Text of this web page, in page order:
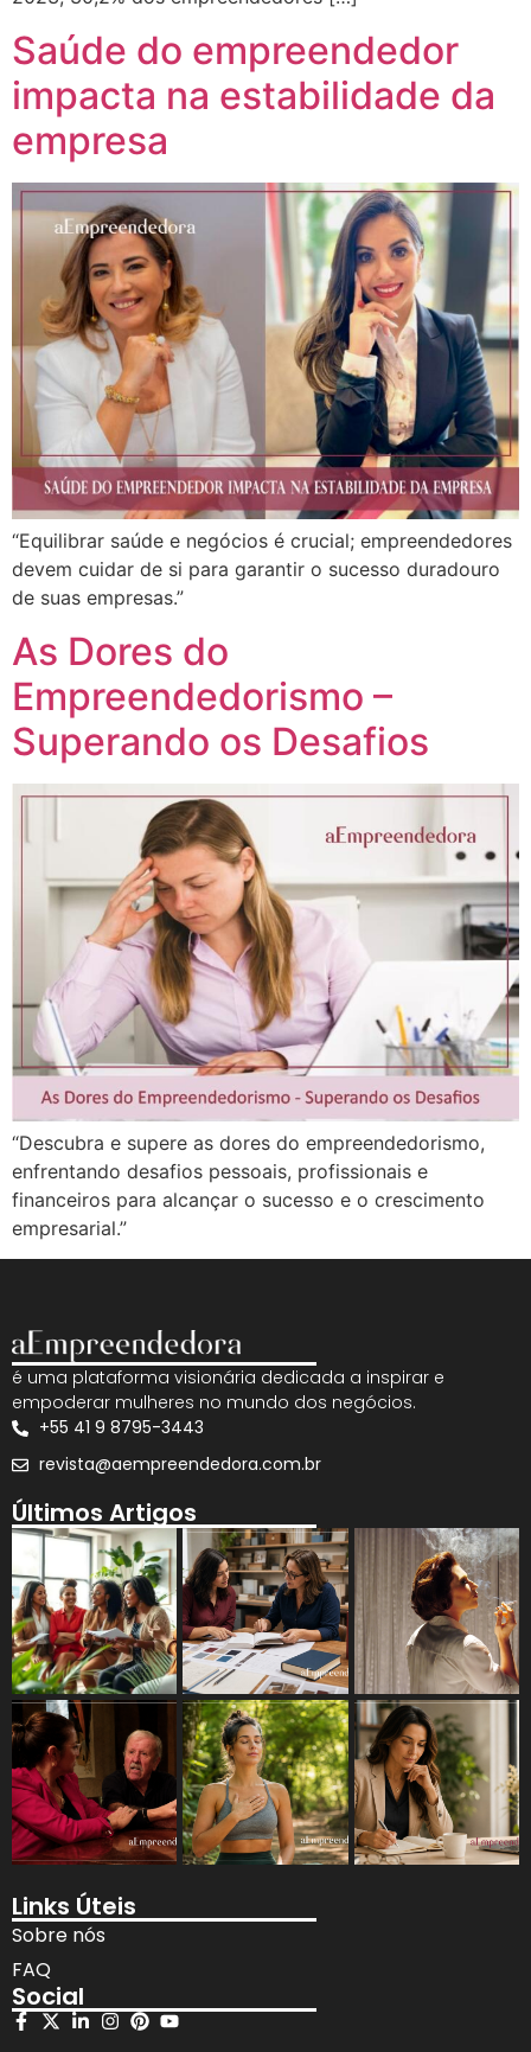
Saúde do empreendedor
impacta na estabilidade da
empresa
“Equilibrar saúde e negócios é crucial; empreendedores
devem cuidar de si para garantir o sucesso duradouro
de suas empresas.”
As Dores do
Empreendedorismo –
Superando os Desafios
“Descubra e supere as dores do empreendedorismo,
enfrentando desafios pessoais, profissionais e
financeiros para alcançar o sucesso e o crescimento
empresarial.”
é uma plataforma visionária dedicada a inspirar e
empoderar mulheres no mundo dos negócios.
+55 41 9 8795-3443
revista@aempreendedora.com.br
Últimos Artigos
Links Úteis
Sobre nós
FAQ
Social